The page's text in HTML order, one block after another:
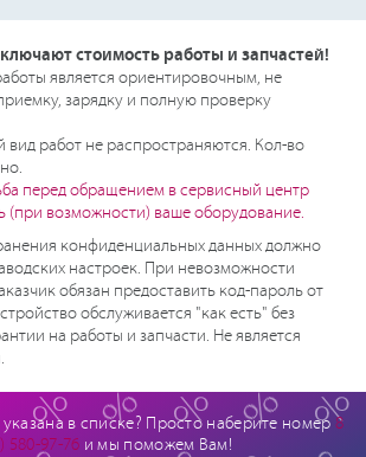
стоимость работы и запчастей!
является ориентировочным, не
зарядку и полную проверку
вид работ не распространяются. Кол-во
перед обращением в сервисный центр
(при возможности) ваше оборудование.
конфиденциальных данных должно
настроек. При невозможности
обязан предоставить код-пароль от
обслуживается "как есть" без
на работы и запчасти. Не является
в списке? Просто наберите номер 8
580-97-76 и мы поможем Вам!